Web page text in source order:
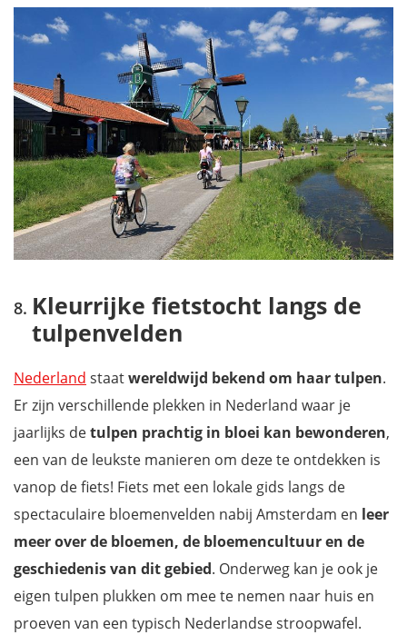
Kleurrijke fietstocht langs de
tulpenvelden
Nederland staatwereldwijd bekend om haar tulpen.
Er zijn verschillende plekken in Nederland waar je
jaarlijks detulpen prachtig in bloei kan bewonderen,
een van de leukste manieren om deze te ontdekken is
vanop de fiets! Fiets met een lokale gids langs de
spectaculaire bloemenvelden nabij Amsterdam en leer
meer over de bloemen, de bloemencultuur en de
geschiedenis van dit gebied. Onderweg kan je ook je
eigen tulpen plukken om mee te nemen naar huis en
proeven van een typisch Nederlandse stroopwafel.